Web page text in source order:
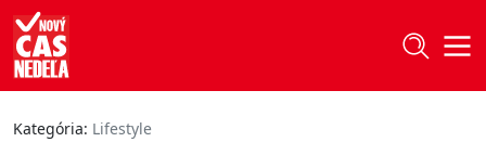
Kategória: Lifestyle